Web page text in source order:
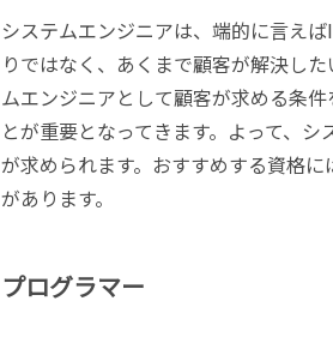
システムエンジニアは、端的に言え
りではなく、あくまで顧客が解決し
ムエンジニアとして顧客が求める条
とが重要となってきます。よって、
が求められます。おすすめする資格
があります。
プログラマー